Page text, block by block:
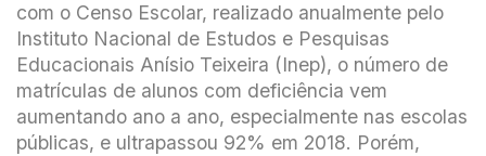
com o Censo Escolar, realizado anualmente pelo
Instituto Nacional de Estudos e Pesquisas
Educacionais Anísio Teixeira (Inep), o número de
matrículas de alunos com deficiência vem
aumentando ano a ano, especialmente nas escolas
públicas, e ultrapassou 92% em 2018. Porém,